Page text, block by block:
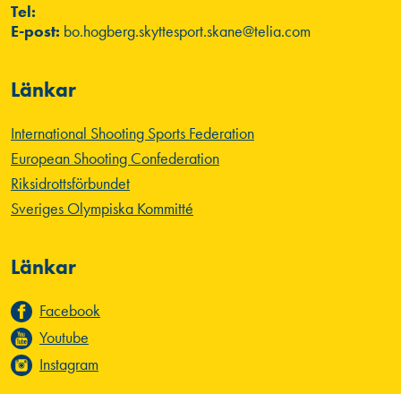
Tel:
E-post: bo.hogberg.skyttesport.skane@telia.com
Länkar
International Shooting Sports Federation
European Shooting Confederation
Riksidrottsförbundet
Sveriges Olympiska Kommitté
Länkar
Facebook
Youtube
Instagram